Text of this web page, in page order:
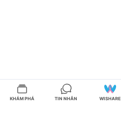
KHÁM PHÁ TIN NHẮN WISHARE